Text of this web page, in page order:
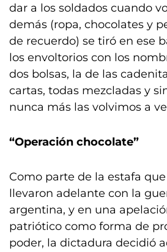
dar a los soldados cuando
demás (ropa, chocolates y
de recuerdo) se tiró en ese
los envoltorios con los
dos bolsas, la de las
cartas, todas mezcladas y
nunca más las volvimos a
“Operación chocolate”
Como parte de la estafa
llevaron adelante con la
argentina, y en una
patriótico como forma de
poder, la dictadura decidió